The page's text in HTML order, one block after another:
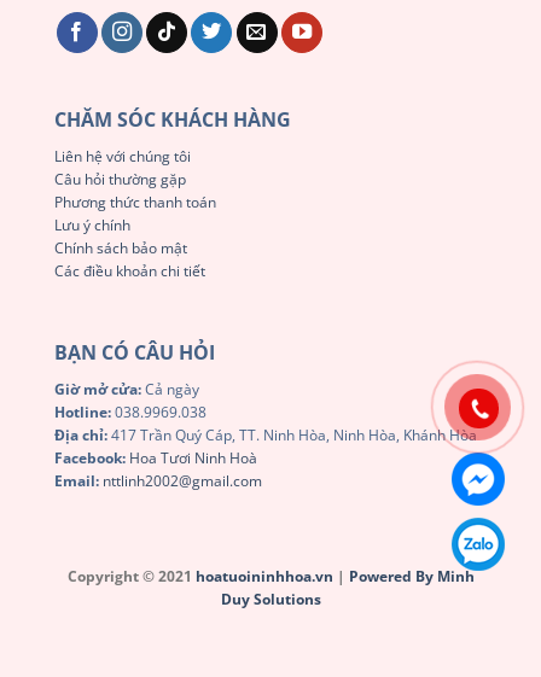
CHĂM SÓC KHÁCH HÀNG
Liên hệ với chúng tôi
Câu hỏi thường gặp
Phương thức thanh toán
Lưu ý chính
Chính sách bảo mật
Các điều khoản chi tiết
BẠN CÓ CÂU HỎI
Giờ mở cửa:Cả ngày
Hotline:038.9969.038
Địa chỉ:417 Trần Quý Cáp, TT. Ninh Hòa, Ninh Hòa, Khánh Hòa
Facebook: Hoa Tươi Ninh Hoà
Email: nttlinh2002@gmail.com
Copyright © 2021 hoatuoininhhoa.vn | Powered By Minh
Duy Solutions